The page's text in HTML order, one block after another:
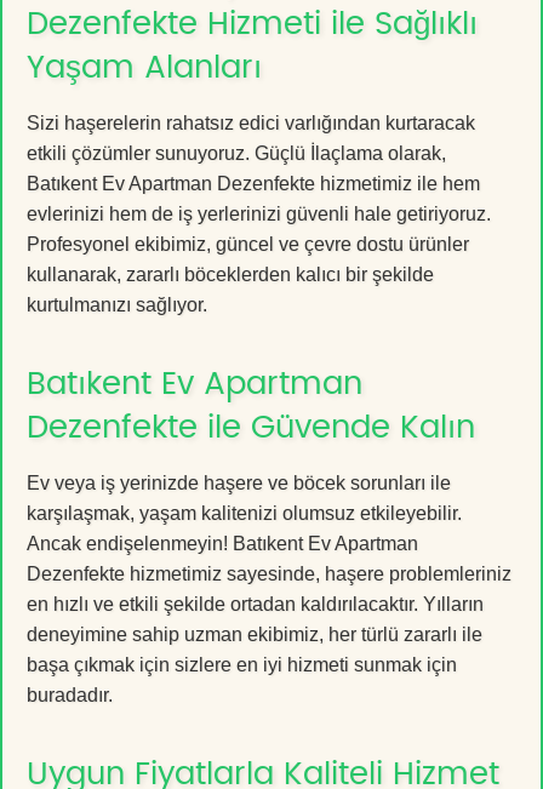
Dezenfekte Hizmeti ile Sağlıklı
Yaşam Alanları
Sizi haşerelerin rahatsız edici varlığından kurtaracak
etkili çözümler sunuyoruz. Güçlü İlaçlama olarak,
Batıkent Ev Apartman Dezenfekte hizmetimiz ile hem
evlerinizi hem de iş yerlerinizi güvenli hale getiriyoruz.
Profesyonel ekibimiz, güncel ve çevre dostu ürünler
kullanarak, zararlı böceklerden kalıcı bir şekilde
kurtulmanızı sağlıyor.
Batıkent Ev Apartman
Dezenfekte ile Güvende Kalın
Ev veya iş yerinizde haşere ve böcek sorunları ile
karşılaşmak, yaşam kalitenizi olumsuz etkileyebilir.
Ancak endişelenmeyin! Batıkent Ev Apartman
Dezenfekte hizmetimiz sayesinde, haşere problemleriniz
en hızlı ve etkili şekilde ortadan kaldırılacaktır. Yılların
deneyimine sahip uzman ekibimiz, her türlü zararlı ile
başa çıkmak için sizlere en iyi hizmeti sunmak için
buradadır.
Uygun Fiyatlarla Kaliteli Hizmet